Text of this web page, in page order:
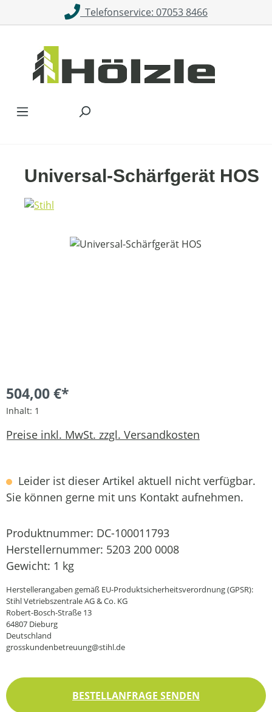
Zum Hauptinhalt springenTelefonservice: 07053 8466
Universal-Schärfgerät HOS
Bildergalerie überspringen
504,00 €*
Inhalt: 1
Preise inkl. MwSt. zzgl. Versandkosten
Leider ist dieser Artikel aktuell nicht verfügbar.
Sie können gerne mit uns Kontakt aufnehmen.
Produktnummer: DC-100011793
Herstellernummer: 5203 200 0008
Gewicht: 1 kg
Herstellerangaben gemäß EU-Produktsicherheitsverordnung (GPSR):
Stihl Vetriebszentrale AG & Co. KG
Robert-Bosch-Straße 13
64807 Dieburg
Deutschland
grosskundenbetreuung@stihl.de
BESTELLANFRAGE SENDEN